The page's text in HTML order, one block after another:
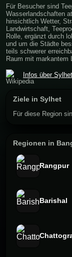
Für Besucher sind
Wasserlandschaften
hinsichtlich Wetter,
Landwirtschaft,
Rolle, ergänzt durch
und um die Städte
teils schwerer
Raum mit markantem
Infos über
Ziele in Sylhet
Für diese Region
Regionen in
Rangpur
Barishal